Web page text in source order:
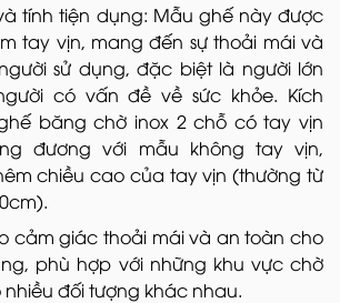
tính tiện dụng: Mẫu ghế này được
tay vịn, mang đến sự thoải mái và
sử dụng, đặc biệt là người lớn
có vấn đề về sức khỏe. Kích
băng chờ inox 2 chỗ có tay vịn
đương với mẫu không tay vịn,
chiều cao của tay vịn (thường từ
cảm giác thoải mái và an toàn cho
phù hợp với những khu vực chờ
đối tượng khác nhau.